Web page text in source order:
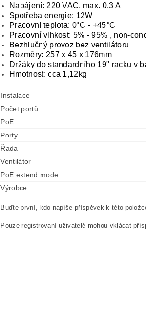
Napájení: 220 VAC, max. 0,3 A
Spotřeba energie: 12W
Pracovní teplota: 0°C - +45°C
Pracovní vlhkost: 5% - 95% , non-
Bezhlučný provoz bez ventilátoru
Rozměry: 257 x 45 x 176mm
Držáky do standardního 19" racku v
Hmotnost: cca 1,12kg
Instalace
Počet portů
PoE
Porty
Řada
Ventilátor
PoE extend mode
Výrobce
Buďte první, kdo napíše příspěvek k této
Pouze registrovaní uživatelé mohou vkládat